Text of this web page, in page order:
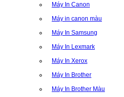
Máy In Canon
Máy in canon màu
Máy In Samsung
Máy In Lexmark
Máy In Xerox
Máy In Brother
Máy In Brother Màu